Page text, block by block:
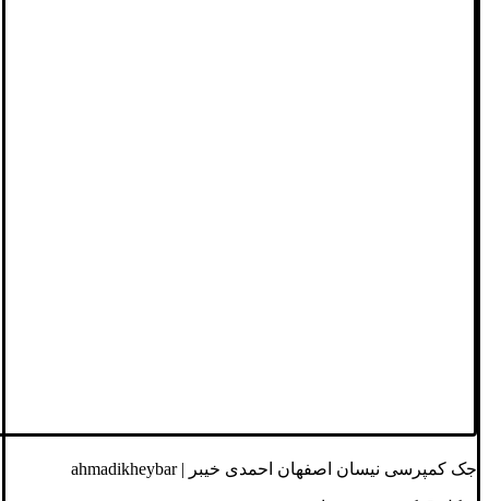
جک کمپرسی نیسان اصفهان احمدی خیبر | ahmadikheybar